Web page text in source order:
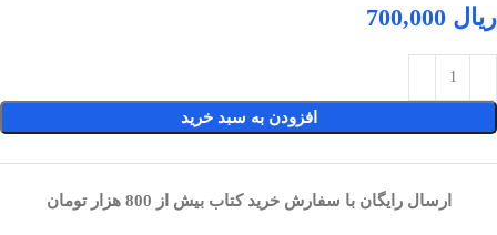
ریال
افزودن به سبد خرید
ارسال رایگان با سفارش خرید کتاب بیش از 800 هزار تومان